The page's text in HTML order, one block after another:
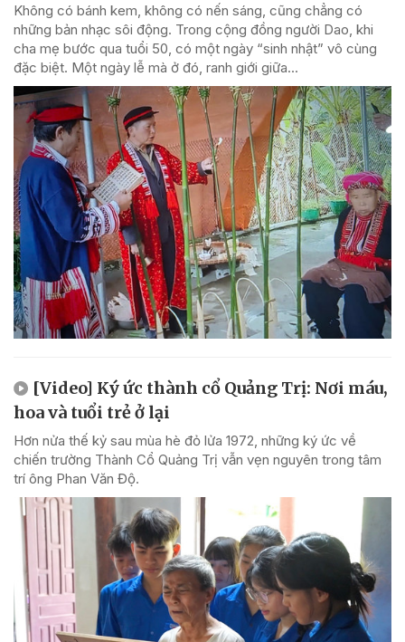
Không có bánh kem, không có nến sáng, cũng chẳng có
những bản nhạc sôi động. Trong cộng đồng người Dao, khi
cha mẹ bước qua tuổi 50, có một ngày “sinh nhật” vô cùng
đặc biệt. Một ngày lễ mà ở đó, ranh giới giữa...
[Video] Ký ức thành cổ Quảng Trị: Nơi máu,
hoa và tuổi trẻ ở lại
Hơn nửa thế kỷ sau mùa hè đỏ lửa 1972, những ký ức về
chiến trường Thành Cổ Quảng Trị vẫn vẹn nguyên trong tâm
trí ông Phan Văn Độ.